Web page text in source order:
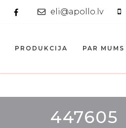
eli@apollo.lv
PRODUKCIJA PAR MUMS
447605